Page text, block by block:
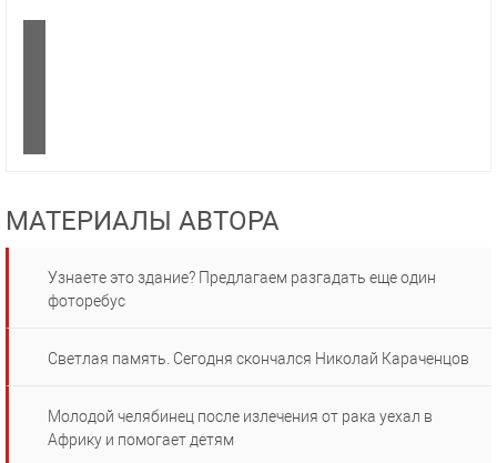
МАТЕРИАЛЫ АВТОРА
Узнаете это здание? Предлагаем разгадать еще один
фоторебус
Светлая память. Сегодня скончался Николай Караченцов
Молодой челябинец после излечения от рака уехал в
Африку и помогает детям